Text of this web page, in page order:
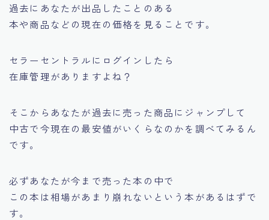
過去にあなたが出品したことのある
本や商品などの現在の価格を見ることです。
セラーセントラルにログインしたら
在庫管理がありますよね？
そこからあなたが過去に売った商品にジャンプして
中古で今現在の最安値がいくらなのかを調べてみるん
です。
必ずあなたが今まで売った本の中で
この本は相場があまり崩れない という本があるはずで
す。